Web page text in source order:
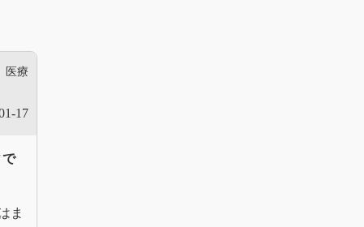
医療
17
で
ま